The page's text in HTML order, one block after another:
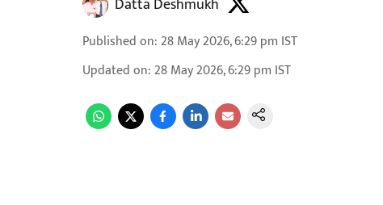
Datta Deshmukh
Published on: 28 May 2026, 6:29 pm IST
Updated on: 28 May 2026, 6:29 pm IST